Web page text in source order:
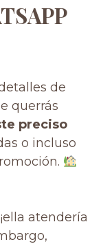
de
querrás
preciso
o incluso
atendería